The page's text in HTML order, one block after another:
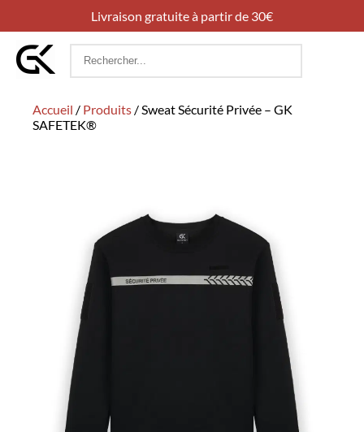
Livraison gratuite à partir de 30€
Rechercher
Accueil / Produits /Sweat Sécurité Privée – GK
SAFETEK®